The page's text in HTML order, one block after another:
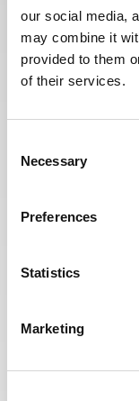
our social media,
may combine it
provided to them
of their services.
Selection
Necessary
Preferences
Statistics
Marketing
Ces
afin
web